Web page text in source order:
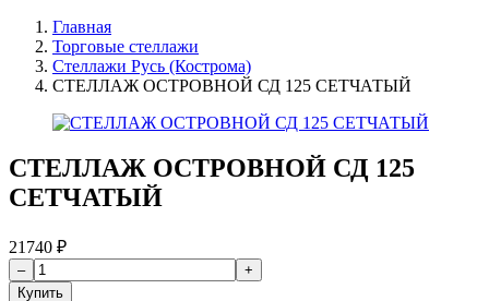
Главная
Торговые стеллажи
Стеллажи Русь (Кострома)
СТЕЛЛАЖ ОСТРОВНОЙ СД 125 СЕТЧАТЫЙ
СТЕЛЛАЖ ОСТРОВНОЙ СД 125
СЕТЧАТЫЙ
21740 ₽
Купить